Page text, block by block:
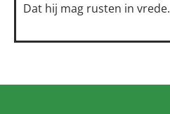
Dat hij mag rusten in vrede.